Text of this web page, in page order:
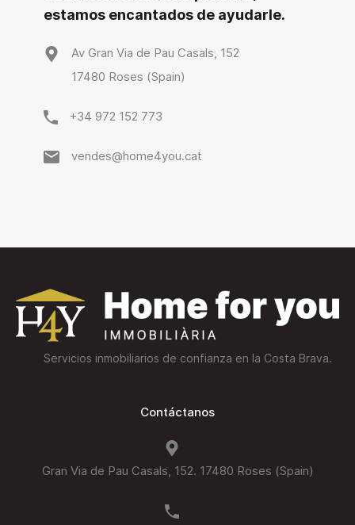
estamos encantados de ayudarle.
Av Gran Via de Pau Casals, 152
17480 Roses (Spain)
+34 972 152 773
vendes@home4you.cat
Servicios inmobiliarios de confianza en la Costa Brava.
Contáctanos
Gran Via de Pau Casals, 152. 17480 Roses (Spain)